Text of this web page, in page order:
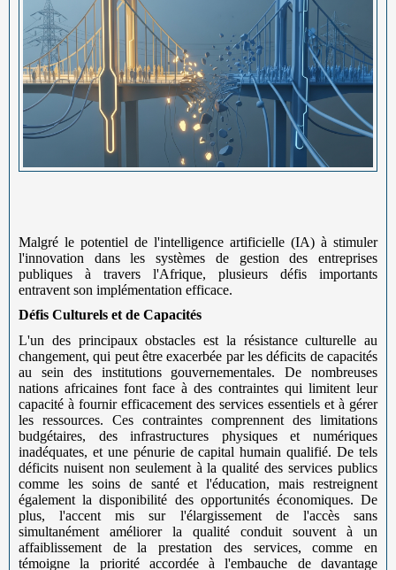
Malgré le potentiel de l'intelligence artificielle (IA) à stimuler
l'innovation dans les systèmes de gestion des entreprises
publiques à travers l'Afrique, plusieurs défis importants
entravent son implémentation efficace.
Défis Culturels et de Capacités
L'un des principaux obstacles est la résistance culturelle au
changement, qui peut être exacerbée par les déficits de capacités
au sein des institutions gouvernementales. De nombreuses
nations africaines font face à des contraintes qui limitent leur
capacité à fournir efficacement des services essentiels et à gérer
les ressources. Ces contraintes comprennent des limitations
budgétaires, des infrastructures physiques et numériques
inadéquates, et une pénurie de capital humain qualifié. De tels
déficits nuisent non seulement à la qualité des services publics
comme les soins de santé et l'éducation, mais restreignent
également la disponibilité des opportunités économiques. De
plus, l'accent mis sur l'élargissement de l'accès sans
simultanément améliorer la qualité conduit souvent à un
affaiblissement de la prestation des services, comme en
témoigne la priorité accordée à l'embauche de davantage